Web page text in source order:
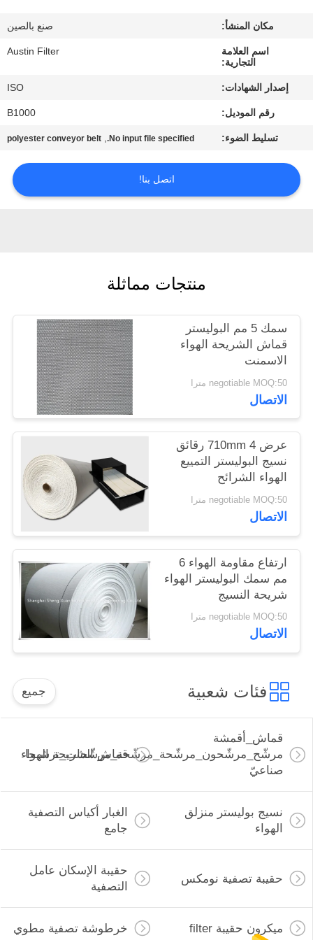
مراقبة
الجودة
اطلب
اقتباس
POLICY
مكان المنشأ: صنع بالصين
اسم العلامة
التجارية:
Austin Filter
إصدار الشهادات: ISO
رقم الموديل: B1000
تسليط الضوء: No input file specified.
,
polyester conveyor belt
اتصل بنا!
منتجات مماثلة
سمك 5 مم البوليستر
قماش الشريحة الهواء
الاسمنت
negotiable MOQ:50 مترا
الاتصال
عرض 710mm 4 رقائق
نسيج البوليستر التمييع
الهواء الشرائح
negotiable MOQ:50 مترا
الاتصال
ارتفاع مقاومة الهواء 6
مم سمك البوليستر الهواء
شريحة النسيج
negotiable MOQ:50 مترا
الاتصال
فئات شعبية جميع
قماش_أقمشة
مرشّح_مرشّحون_مرشّحة_مرشّحة_مرشّحات_ترشيحا
صناعيّ
قماش الشريحة الهواء
نسيج بوليستر منزلق
الهواء
الغبار أكياس التصفية
جامع
حقيبة تصفية نومكس
حقيبة الإسكان عامل
التصفية
ميكرون حقيبة filter خرطوشة تصفية مطوي